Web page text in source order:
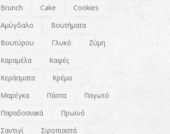
Brunch Cake
Cookies
Αμύγδαλο
Βουτήματα
Βουτύρου
Γλυκό
Ζύμη
Καραμέλα
Καφές
Κεράσματα
Κρέμα
Μαρέγκα
Πάστα
Παγωτό
Παραδοσιακά
Πρωϊνό
Σαντιγί
Σιροπιαστά